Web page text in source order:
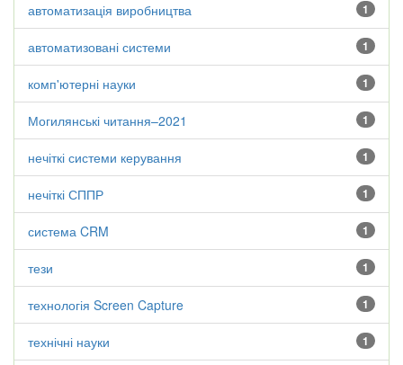
1
автоматизація виробництва
1
автоматизовані системи
1
комп'ютерні науки
1
Могилянські читання–2021
1
нечіткі системи керування
1
нечіткі СППР
1
система CRM
1
тези
1
технологія Screen Capture
1
технічні науки